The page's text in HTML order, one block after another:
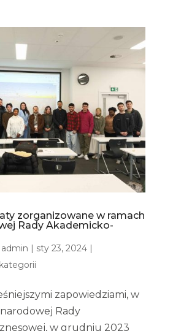
zorganizowane w ramach
Rady Akademicko-
admin | sty 23, 2024|
zapowiedziami, w
Rady
w grudniu 2023